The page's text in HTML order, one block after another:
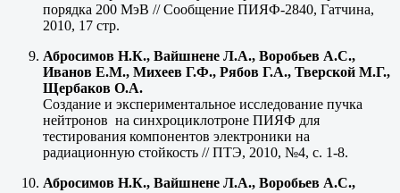
порядка 200 МэВ // Сообщение ПИЯФ-2840, Гатчина,
2010, 17 стр.
Абросимов Н.К., Вайшнене Л.А., Воробьев А.С.,
Иванов Е.М., Михеев Г.Ф., Рябов Г.А., Тверской М.Г.,
Щербаков О.А.
Создание и экспериментальное исследование пучка
нейтронов на синхроциклотроне ПИЯФ для
тестирования компонентов электроники на
радиационную стойкость // ПТЭ, 2010, №4, с. 1-8.
Абросимов Н.К., Вайшнене Л.А., Воробьев А.С.,